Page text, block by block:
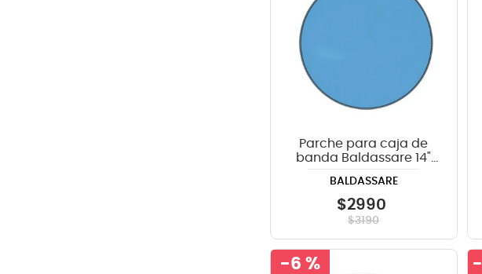
Parche para caja de
banda Baldassare 14"
BALDASSARE
$2990
$3190
-6 % -